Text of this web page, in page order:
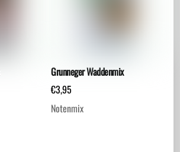
Grunneger Waddenmix
€3,95
Notenmix